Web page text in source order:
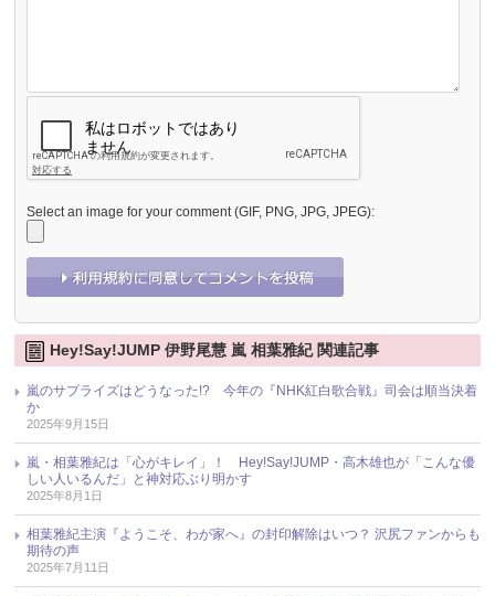
Select an image for your comment (GIF, PNG, JPG, JPEG):
Hey!Say!JUMP 伊野尾慧 嵐 相葉雅紀 関連記事
嵐のサプライズはどうなった!? 今年の『NHK紅白歌合戦』司会は順当決着
か
2025年9月15日
嵐・相葉雅紀は「心がキレイ」！ Hey!Say!JUMP・高木雄也が「こんな優
しい人いるんだ」と神対応ぶり明かす
2025年8月1日
相葉雅紀主演『ようこそ、わが家へ』の封印解除はいつ？ 沢尻ファンからも
期待の声
2025年7月11日